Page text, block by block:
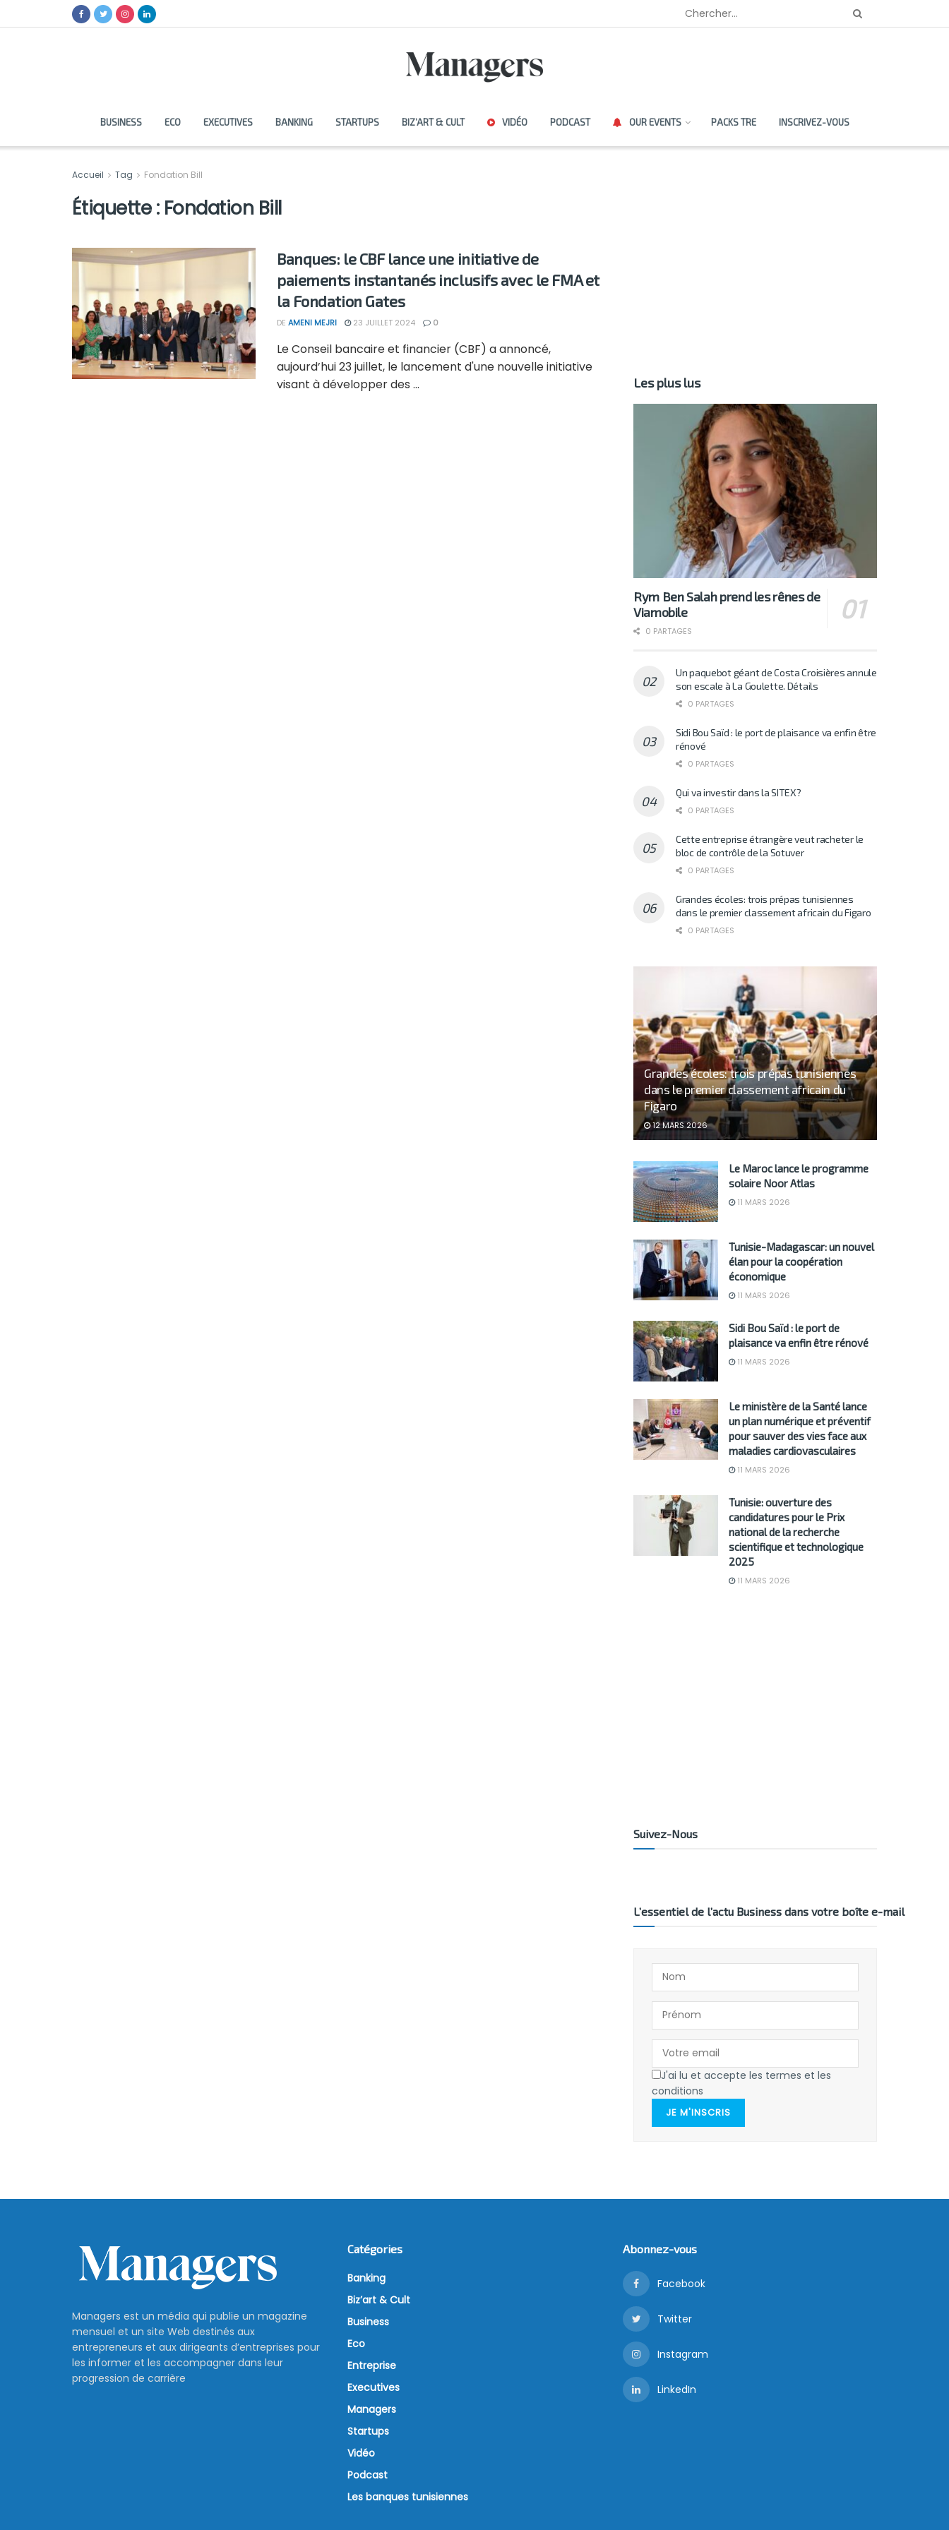
BUSINESS ECO EXECUTIVES BANKING STARTUPS BIZ’ART & CULT VIDÉO PODCAST OUR EVENTS PACKS TRE INSCRIVEZ-VOUS
Accueil Tag Fondation Bill
Étiquette : Fondation Bill
Banques: le CBF lance une initiative de
paiements instantanés inclusifs avec le FMA et
la Fondation Gates
DE AMENI MEJRI 23 JUILLET 2024 0
Le Conseil bancaire et financier (CBF) a annoncé,
aujourd’hui 23 juillet, le lancement d'une nouvelle initiative
visant à développer des ...
Les plus lus
Rym Ben Salah prend les rênes de
Viamobile
0 PARTAGES
Un paquebot géant de Costa Croisières annule
son escale à La Goulette. Détails
0 PARTAGES
Sidi Bou Saïd : le port de plaisance va enfin être
rénové
0 PARTAGES
Qui va investir dans la SITEX?
0 PARTAGES
Cette entreprise étrangère veut racheter le
bloc de contrôle de la Sotuver
0 PARTAGES
Grandes écoles: trois prépas tunisiennes
dans le premier classement africain du Figaro
0 PARTAGES
Grandes écoles: trois prépas tunisiennes
dans le premier classement africain du
Figaro
12 MARS 2026
Le Maroc lance le programme
solaire Noor Atlas
11 MARS 2026
Tunisie-Madagascar: un nouvel
élan pour la coopération
économique
11 MARS 2026
Sidi Bou Saïd : le port de
plaisance va enfin être rénové
11 MARS 2026
Le ministère de la Santé lance
un plan numérique et préventif
pour sauver des vies face aux
maladies cardiovasculaires
11 MARS 2026
Tunisie: ouverture des
candidatures pour le Prix
national de la recherche
scientifique et technologique
2025
11 MARS 2026
Suivez-Nous
L’essentiel de l’actu Business dans votre boîte e-mail
J'ai lu et accepte les termes et les
conditions
JE M'INSCRIS
Managers est un média qui publie un magazine
mensuel et un site Web destinés aux
entrepreneurs et aux dirigeants d’entreprises pour
les informer et les accompagner dans leur
progression de carrière
Catégories
Banking
Biz’art & Cult
Business
Eco
Entreprise
Executives
Managers
Startups
Vidéo
Podcast
Les banques tunisiennes
Abonnez-vous
Facebook
Twitter
Instagram
LinkedIn